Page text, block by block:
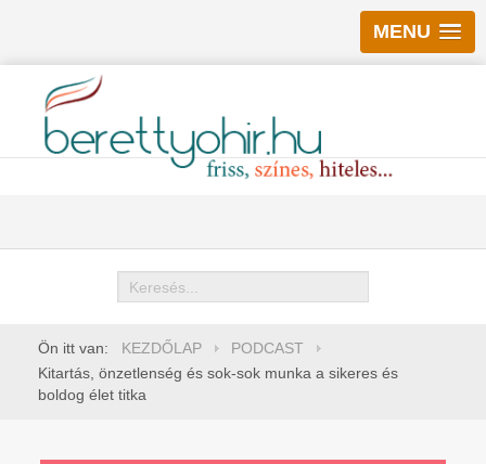
MENU
Keresés
Ön itt van: KEZDŐLAP
PODCAST
Kitartás, önzetlenség és sok-sok munka a sikeres és
boldog élet titka